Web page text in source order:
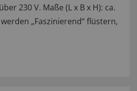
230 V. Maße (L x B x H): ca.
werden „Faszinierend“ flüstern,